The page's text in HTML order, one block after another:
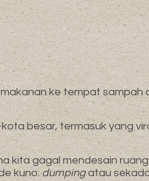
ke tempat sampah
besar, termasuk yang
kita gagal mendesain
kuno: dumpingatau